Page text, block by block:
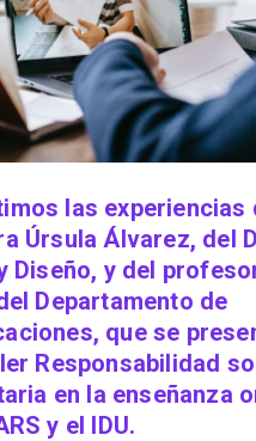
las experiencias
Úrsula Álvarez, del
Diseño, y del
Departamento de
que se
Responsabilidad
en la enseñanza
y el IDU.